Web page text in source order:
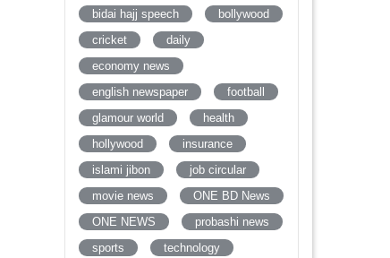
bidai hajj speech
bollywood
cricket
daily
economy news
english newspaper
football
glamour world
health
hollywood
insurance
islami jibon
job circular
movie news
ONE BD News
ONE NEWS
probashi news
sports
technology